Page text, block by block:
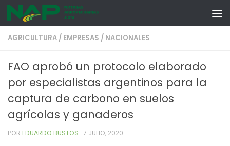
Skip to content
AGRICULTURA / EMPRESAS / NACIONALES
FAO aprobó un protocolo elaborado
por especialistas argentinos para la
captura de carbono en suelos
agrícolas y ganaderos
POR EDUARDO BUSTOS · 7 JULIO, 2020